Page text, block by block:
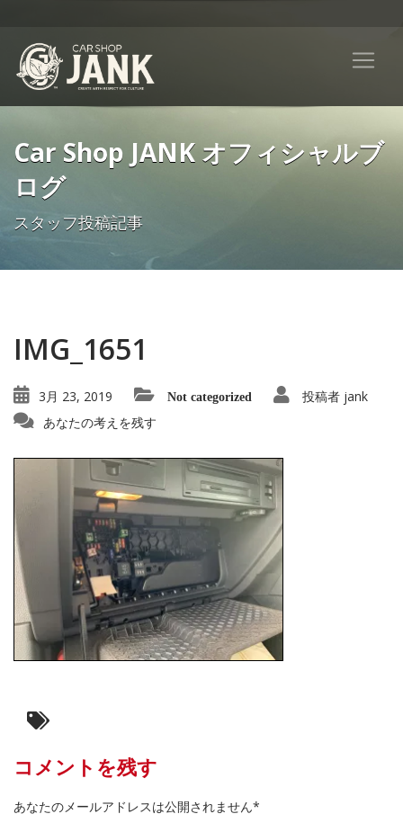
Car Shop JANK オフィシャルブ
ログ
スタッフ投稿記事
IMG_1651
3月 23, 2019 Not categorized 投稿者 jank
あなたの考えを残す
コメントを残す
あなたのメールアドレスは公開されません*